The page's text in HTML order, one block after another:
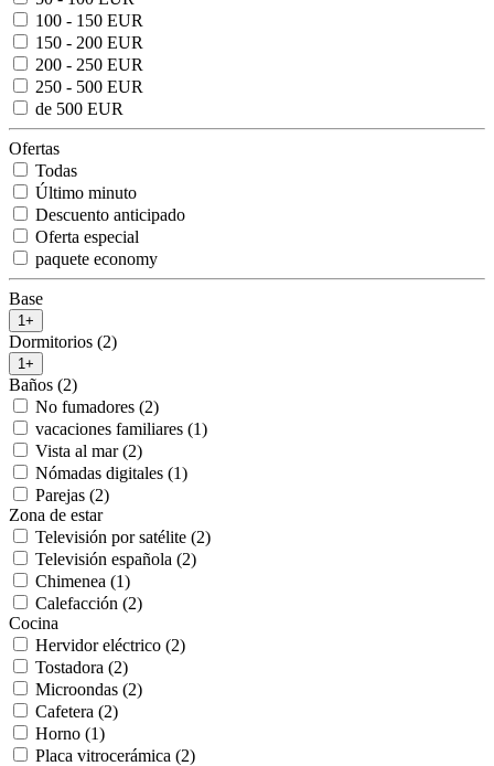
100 - 150 EUR
150 - 200 EUR
200 - 250 EUR
250 - 500 EUR
de 500 EUR
Ofertas
Todas
Último minuto
Descuento anticipado
Oferta especial
paquete economy
Base
1+
Dormitorios (2)
1+
Baños (2)
No fumadores (2)
vacaciones familiares (1)
Vista al mar (2)
Nómadas digitales (1)
Parejas (2)
Zona de estar
Televisión por satélite (2)
Televisión española (2)
Chimenea (1)
Calefacción (2)
Cocina
Hervidor eléctrico (2)
Tostadora (2)
Microondas (2)
Cafetera (2)
Horno (1)
Placa vitrocerámica (2)